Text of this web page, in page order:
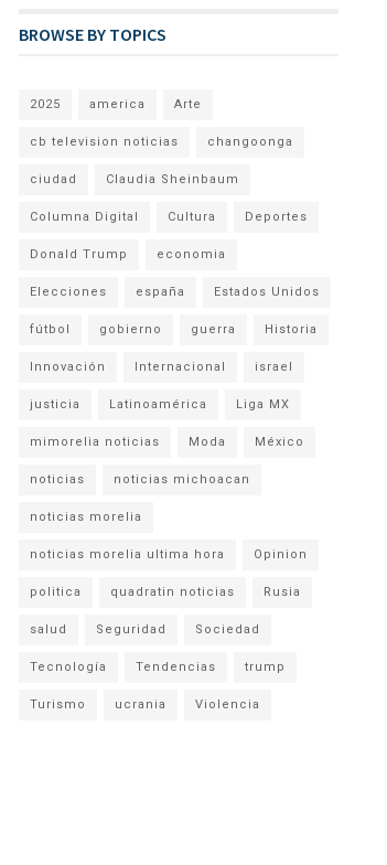
BROWSE BY TOPICS
2025 america Arte
cb television noticias changoonga
ciudad Claudia Sheinbaum
Columna Digital Cultura Deportes
Donald Trump economia
Elecciones españa Estados Unidos
fútbol gobierno guerra Historia
Innovación Internacional israel
justicia Latinoamérica Liga MX
mimorelia noticias Moda México
noticias noticias michoacan
noticias morelia
noticias morelia ultima hora Opinion
politica quadratin noticias Rusia
salud Seguridad Sociedad
Tecnología Tendencias trump
Turismo ucrania Violencia